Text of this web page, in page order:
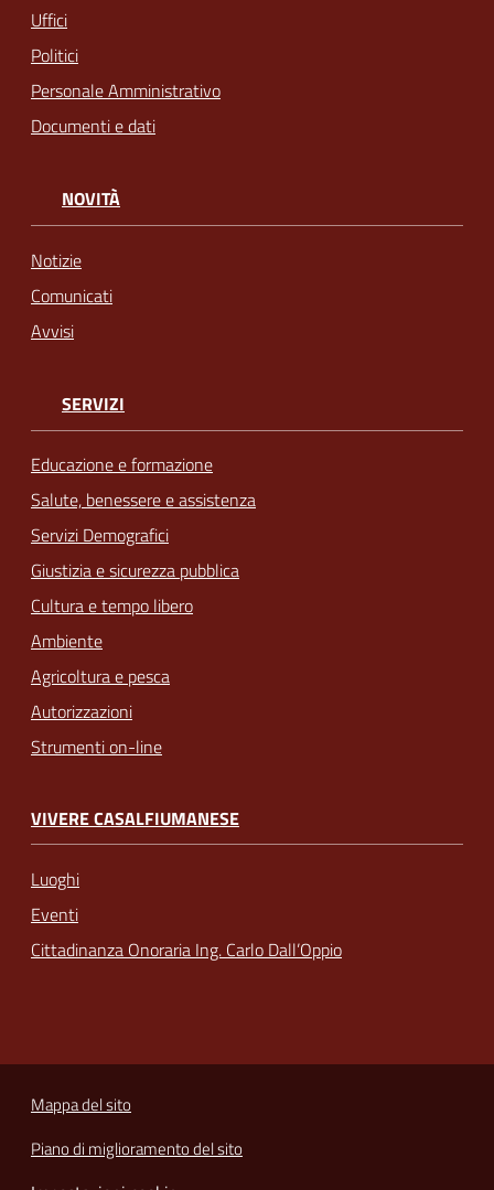
Uffici
Politici
Personale Amministrativo
Documenti e dati
NOVITÀ
Notizie
Comunicati
Avvisi
SERVIZI
Educazione e formazione
Salute, benessere e assistenza
Servizi Demografici
Giustizia e sicurezza pubblica
Cultura e tempo libero
Ambiente
Agricoltura e pesca
Autorizzazioni
Strumenti on-line
VIVERE CASALFIUMANESE
Luoghi
Eventi
Cittadinanza Onoraria Ing. Carlo Dall’Oppio
Mappa del sito
Piano di miglioramento del sito